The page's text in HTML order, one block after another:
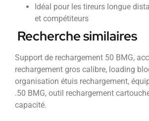
Idéal pour les tireurs longue
et compétiteurs
Recherche similaires
Support de rechargement 50 BMG,
rechargement gros calibre, loading
organisation étuis rechargement,
.50 BMG, outil rechargement
capacité.